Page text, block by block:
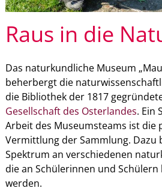
Raus in die
Das naturkundliche Museum
beherbergt die
die Bibliothek der 1817
Gesellschaft des Osterlandes. Ein
Arbeit des Museumsteams ist die
Vermittlung der Sammlung. Dazu
Spektrum an verschiedenen
die an Schülerinnen und
werden.